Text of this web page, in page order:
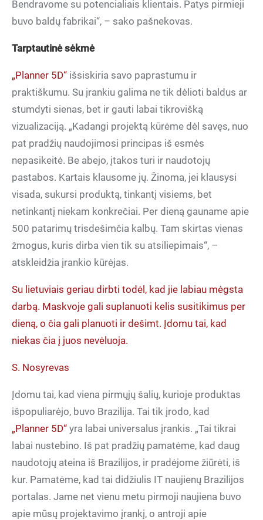
Bendravome su potencialiais klientais. Patys pirmieji
buvo baldų fabrikai“, – sako pašnekovas.
Tarptautinė sėkmė
„Planner 5D“ išsiskiria savo paprastumu ir
praktiškumu. Su įrankiu galima ne tik dėlioti baldus ar
stumdyti sienas, bet ir gauti labai tikrovišką
vizualizaciją. „Kadangi projektą kūrėme dėl savęs, nuo
pat pradžių naudojimosi principas iš esmės
nepasikeitė. Be abejo, įtakos turi ir naudotojų
pastabos. Kartais klausome jų. Žinoma, jei klausysi
visada, sukursi produktą, tinkantį visiems, bet
netinkantį niekam konkrečiai. Per dieną gauname apie
500 patarimų trisdešimčia kalbų. Tam skirtas vienas
žmogus, kuris dirba vien tik su atsiliepimais“, –
atskleidžia įrankio kūrėjas.
Su lietuviais geriau dirbti todėl, kad jie labiau mėgsta
darbą. Maskvoje gali suplanuoti kelis susitikimus per
dieną, o čia gali planuoti ir dešimt. Įdomu tai, kad
niekas čia į juos nevėluoja.
S. Nosyrevas
Įdomu tai, kad viena pirmųjų šalių, kurioje produktas
išpopuliarėjo, buvo Brazilija. Tai tik įrodo, kad
„Planner 5D“ yra labai universalus įrankis. „Tai tikrai
labai nustebino. Iš pat pradžių pamatėme, kad daug
naudotojų ateina iš Brazilijos, ir pradėjome žiūrėti, iš
kur. Pamatėme, kad tai didžiulis IT naujienų Brazilijos
portalas. Jame net vienu metu pirmoji naujiena buvo
apie mūsų projektavimo įrankį, o antroji apie